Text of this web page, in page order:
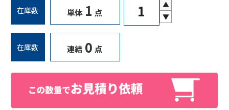
在庫数 単体 1 点
▲
▼
在庫数 連結 0 点